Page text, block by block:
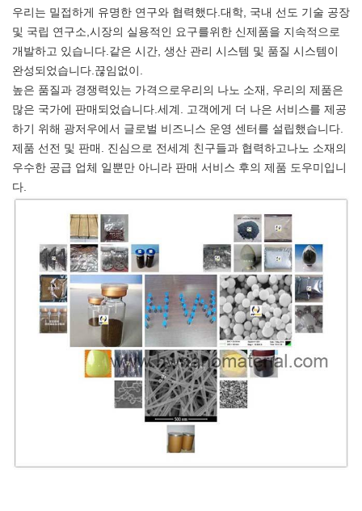
우리는 밀접하게 유명한 연구와 협력했다.대학, 국내 선도 기술 공장
및 국립 연구소,시장의 실용적인 요구를위한 신제품을 지속적으로
개발하고 있습니다.같은 시간, 생산 관리 시스템 및 품질 시스템이
완성되었습니다.끊임없이.
높은 품질과 경쟁력있는 가격으로우리의 나노 소재, 우리의 제품은
많은 국가에 판매되었습니다.세계. 고객에게 더 나은 서비스를 제공
하기 위해 광저우에서 글로벌 비즈니스 운영 센터를 설립했습니다.
제품 선전 및 판매. 진심으로 전세계 친구들과 협력하고나노 소재의
우수한 공급 업체 일뿐만 아니라 판매 서비스 후의 제품 도우미입니
다.